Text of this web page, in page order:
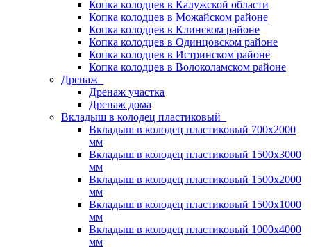
Копка колодцев в Калужской области
Копка колодцев в Можайском районе
Копка колодцев в Клинском районе
Копка колодцев в Одинцовском районе
Копка колодцев в Истринском районе
Копка колодцев в Волоколамском районе
Дренаж
Дренаж участка
Дренаж дома
Вкладыш в колодец пластиковый
Вкладыш в колодец пластиковый 700х2000
мм
Вкладыш в колодец пластиковый 1500х3000
мм
Вкладыш в колодец пластиковый 1500х2000
мм
Вкладыш в колодец пластиковый 1500х1000
мм
Вкладыш в колодец пластиковый 1000х4000
мм